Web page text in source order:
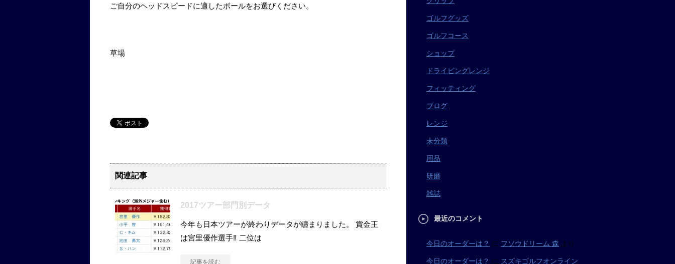
ご自分のヘッドスピードに適したボールをお選びください。
草場
関連記事
2017ツアー部門別データ
今年も日本ツアーが終わりデータが纏まりました。 賞金王
は宮里優作選手‼︎ 二位は
記事を読む
ゴルフグッズ
ゴルフコース
ショップ
ドライビングレンジ
フィッティング
ブログ
レンジ
未分類
用品
研磨
雑誌
最近のコメント
今日のオーダーは？ に フソウドリーム 森 より
今日のオーダーは？ に スズキゴルフオンライン